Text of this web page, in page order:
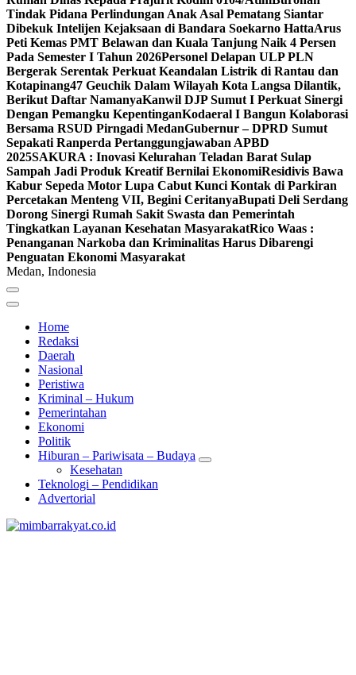
Tindak Pidana Perlindungan Anak Asal Pematang Siantar
Dibekuk Intelijen Kejaksaan di Bandara Soekarno HattaArus
Peti Kemas PMT Belawan dan Kuala Tanjung Naik 4 Persen
Pada Semester I Tahun 2026Personel Delapan ULP PLN
Bergerak Serentak Perkuat Keandalan Listrik di Rantau dan
Kotapinang47 Geuchik Dalam Wilayah Kota Langsa Dilantik,
Berikut Daftar NamanyaKanwil DJP Sumut I Perkuat Sinergi
Dengan Pemangku KepentinganKodaeral I Bangun Kolaborasi
Bersama RSUD Pirngadi MedanGubernur – DPRD Sumut
Sepakati Ranperda Pertanggungjawaban APBD
2025SAKURA : Inovasi Kelurahan Teladan Barat Sulap
Sampah Jadi Produk Kreatif Bernilai EkonomiResidivis Bawa
Kabur Sepeda Motor Lupa Cabut Kunci Kontak di Parkiran
Percetakan Menteng VII, Begini CeritanyaBupati Deli Serdang
Dorong Sinergi Rumah Sakit Swasta dan Pemerintah
Tingkatkan Layanan Kesehatan MasyarakatRico Waas :
Penanganan Narkoba dan Kriminalitas Harus Dibarengi
Penguatan Ekonomi Masyarakat
Medan, Indonesia
Home
Redaksi
Daerah
Nasional
Peristiwa
Kriminal – Hukum
Pemerintahan
Ekonomi
Politik
Hiburan – Pariwisata – Budaya
Kesehatan
Teknologi – Pendidikan
Advertorial